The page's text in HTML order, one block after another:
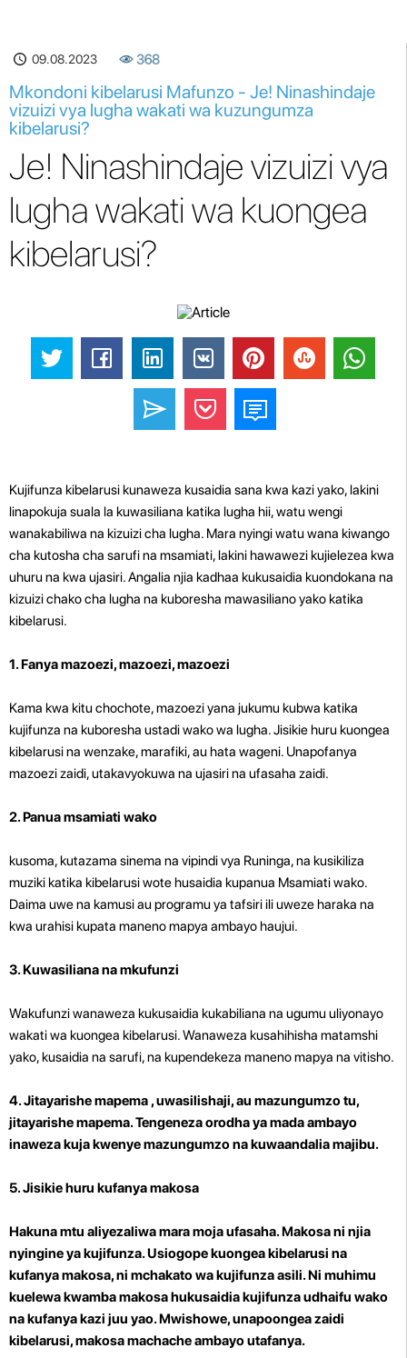
09.08.2023 368
Mkondoni kibelarusi Mafunzo - Je! Ninashindaje
vizuizi vya lugha wakati wa kuzungumza
kibelarusi?
Je! Ninashindaje vizuizi vya
lugha wakati wa kuongea
kibelarusi?
Kujifunza kibelarusi kunaweza kusaidia sana kwa kazi yako, lakini
linapokuja suala la kuwasiliana katika lugha hii, watu wengi
wanakabiliwa na kizuizi cha lugha. Mara nyingi watu wana kiwango
cha kutosha cha sarufi na msamiati, lakini hawawezi kujielezea kwa
uhuru na kwa ujasiri. Angalia njia kadhaa kukusaidia kuondokana na
kizuizi chako cha lugha na kuboresha mawasiliano yako katika
kibelarusi.
1. Fanya mazoezi, mazoezi, mazoezi
Kama kwa kitu chochote, mazoezi yana jukumu kubwa katika
kujifunza na kuboresha ustadi wako wa lugha. Jisikie huru kuongea
kibelarusi na wenzake, marafiki, au hata wageni. Unapofanya
mazoezi zaidi, utakavyokuwa na ujasiri na ufasaha zaidi.
2. Panua msamiati wako
kusoma, kutazama sinema na vipindi vya Runinga, na kusikiliza
muziki katika kibelarusi wote husaidia kupanua Msamiati wako.
Daima uwe na kamusi au programu ya tafsiri ili uweze haraka na
kwa urahisi kupata maneno mapya ambayo haujui.
3. Kuwasiliana na mkufunzi
Wakufunzi wanaweza kukusaidia kukabiliana na ugumu uliyonayo
wakati wa kuongea kibelarusi. Wanaweza kusahihisha matamshi
yako, kusaidia na sarufi, na kupendekeza maneno mapya na vitisho.
4. Jitayarishe mapema , uwasilishaji, au mazungumzo tu,
jitayarishe mapema. Tengeneza orodha ya mada ambayo
inaweza kuja kwenye mazungumzo na kuwaandalia majibu.
5. Jisikie huru kufanya makosa
Hakuna mtu aliyezaliwa mara moja ufasaha. Makosa ni njia
nyingine ya kujifunza. Usiogope kuongea kibelarusi na
kufanya makosa, ni mchakato wa kujifunza asili. Ni muhimu
kuelewa kwamba makosa hukusaidia kujifunza udhaifu wako
na kufanya kazi juu yao. Mwishowe, unapoongea zaidi
kibelarusi, makosa machache ambayo utafanya.